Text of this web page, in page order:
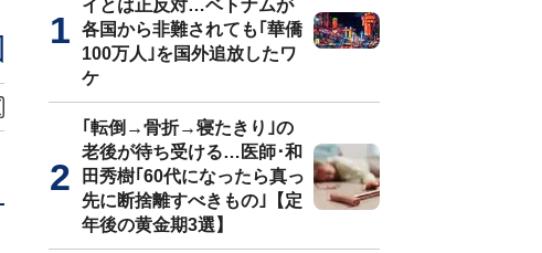
イとは正反対…ベトナムが
各国から非難されても｢華僑
100万人｣を国外追放したワ
ケ
｢転倒→骨折→寝たきり｣の
老後が待ち受ける…医師･和
田秀樹｢60代になったら真っ
先に断捨離すべきもの｣【定
年後の黄金期3選】